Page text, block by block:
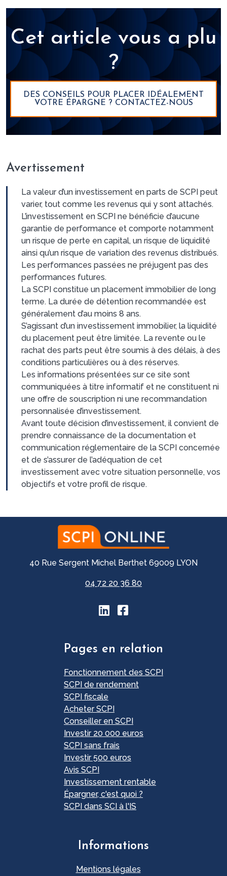
Cet article vous a plu
?
DES CONSEILS POUR PLACER IDÉALEMENT
VOTRE ÉPARGNE ? CONTACTEZ-NOUS
Avertissement
La valeur d’un investissement en parts de SCPI peut
varier, tout comme les revenus qui y sont attachés.
L’investissement en SCPI ne bénéficie d’aucune
garantie de performance et comporte notamment
un risque de perte en capital, un risque de liquidité
ainsi qu’un risque de variation des revenus distribués.
Les performances passées ne préjugent pas des
performances futures.
La SCPI constitue un placement immobilier de long
terme. La durée de détention recommandée est
généralement d’au moins 8 ans.
S’agissant d’un investissement immobilier, la liquidité
du placement peut être limitée. La revente ou le
rachat des parts peut être soumis à des délais, à des
conditions particulières ou à des réserves.
Les informations présentées sur ce site sont
communiquées à titre informatif et ne constituent ni
une offre de souscription ni une recommandation
personnalisée d’investissement.
Avant toute décision d’investissement, il convient de
prendre connaissance de la documentation et
communication réglementaire de la SCPI concernée
et de s’assurer de l’adéquation de cet
investissement avec votre situation personnelle, vos
objectifs et votre profil de risque.
40 Rue Sergent Michel Berthet 69009 LYON
04 72 20 36 80
Pages en relation
Fonctionnement des SCPI
SCPI de rendement
SCPI fiscale
Acheter SCPI
Conseiller en SCPI
Investir 20 000 euros
SCPI sans frais
Investir 500 euros
Avis SCPI
Investissement rentable
Épargner, c'est quoi ?
SCPI dans SCI à l'IS
Informations
Mentions légales